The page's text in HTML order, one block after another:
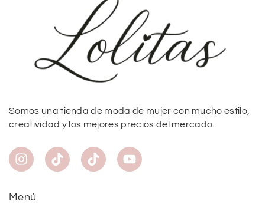
Somos una tienda de moda de mujer con mucho estilo,
creatividad y los mejores precios del mercado.
Menú